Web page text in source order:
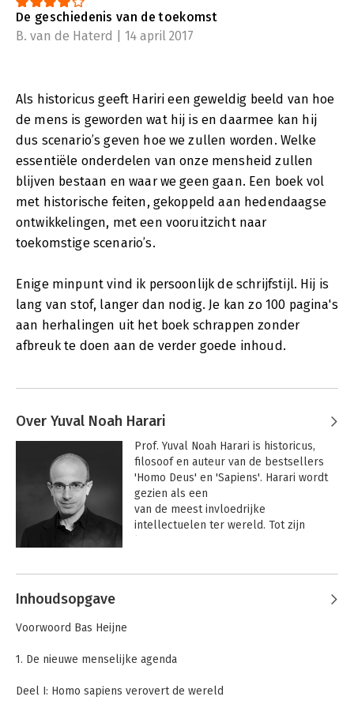
De geschiedenis van de toekomst
B. van de Haterd | 14 april 2017
Als historicus geeft Hariri een geweldig beeld van hoe
de mens is geworden wat hij is en daarmee kan hij
dus scenario’s geven hoe we zullen worden. Welke
essentiële onderdelen van onze mensheid zullen
blijven bestaan en waar we geen gaan. Een boek vol
met historische feiten, gekoppeld aan hedendaagse
ontwikkelingen, met een vooruitzicht naar
toekomstige scenario’s.
Enige minpunt vind ik persoonlijk de schrijfstijl. Hij is
lang van stof, langer dan nodig. Je kan zo 100 pagina's
aan herhalingen uit het boek schrappen zonder
afbreuk te doen aan de verder goede inhoud.
Over Yuval Noah Harari
Prof. Yuval Noah Harari is historicus,
filosoof en auteur van de bestsellers
'Homo Deus' en 'Sapiens'. Harari wordt
gezien als een
van de meest invloedrijke
intellectuelen ter wereld. Tot zijn
Andere boeken door Yuval Noah
Harari
Inhoudsopgave
Voorwoord Bas Heijne
1. De nieuwe menselijke agenda
Deel I: Homo sapiens verovert de wereld